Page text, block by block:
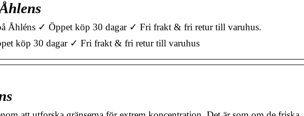
Åhléns ✓ Öppet köp 30 dagar ✓ Fri frakt & fri retur till varuhus.
köp 30 dagar ✓ Fri frakt & fri retur till varuhus